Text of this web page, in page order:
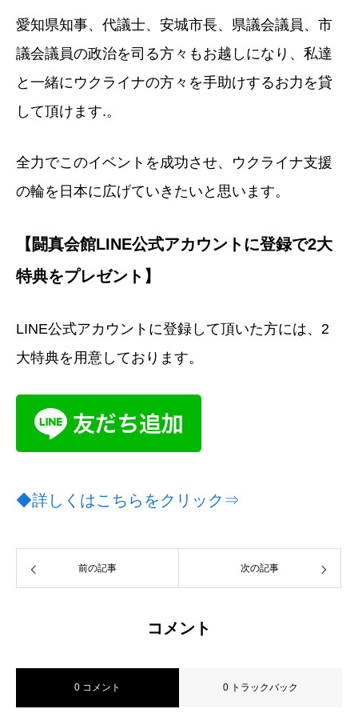
愛知県知事、代議士、安城市長、県議会議員、市
議会議員の政治を司る方々もお越しになり、私達
と一緒にウクライナの方々を手助けするお力を貸
して頂けます.。
全力でこのイベントを成功させ、ウクライナ支援
の輪を日本に広げていきたいと思います。
【闘真会館LINE公式アカウントに登録で2大
特典をプレゼント】
LINE公式アカウントに登録して頂いた方には、2
大特典を用意しております。
◆詳しくはこちらをクリック⇒
前の記事 次の記事
コメント
0 コメント 0 トラックバック